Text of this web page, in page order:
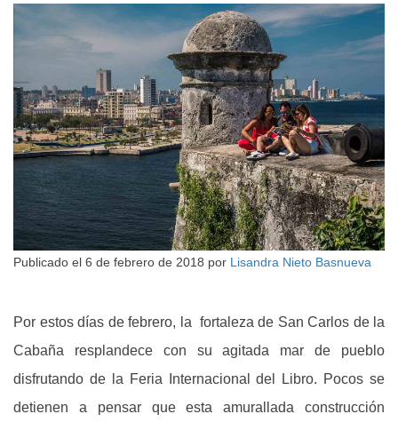
Publicado el 6 de febrero de 2018 por Lisandra Nieto Basnueva
Por estos días de febrero, la fortaleza de San Carlos de la
Cabaña resplandece con su agitada mar de pueblo
disfrutando de la Feria Internacional del Libro. Pocos se
detienen a pensar que esta amurallada construcción